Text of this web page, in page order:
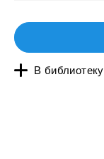
В библиотеку